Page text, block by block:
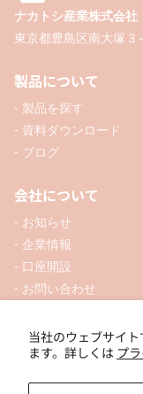
当社のウェブサイ
ます。詳しくは プ
ナカトシ産業株式会社
東京都豊島区南大塚３
製品について
- 製品を探す
- 資料ダウンロード
- ブログ
会社について
- お知らせ
- 企業情報
- 口座開設
- お問い合わせ
ソーシャル